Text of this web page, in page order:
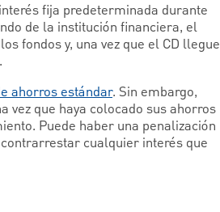
fija predeterminada durante
de la institución financiera, el
fondos y, una vez que el CD llegue
ahorros estándar. Sin embargo,
vez que haya colocado sus ahorros
Puede haber una penalización
cualquier interés que